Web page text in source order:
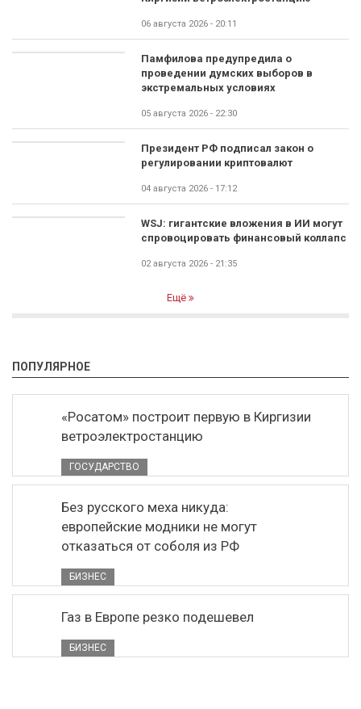
06 августа 2026 - 20:11
Памфилова предупредила о
проведении думских выборов в
экстремальных условиях
05 августа 2026 - 22:30
Президент РФ подписал закон о
регулировании криптовалют
04 августа 2026 - 17:12
WSJ: гигантские вложения в ИИ могут
спровоцировать финансовый коллапс
02 августа 2026 - 21:35
Ещё
ПОПУЛЯРНОЕ
«Росатом» построит первую в Киргизии
ветроэлектростанцию
ГОСУДАРСТВО
Без русского меха никуда:
европейские модники не могут
отказаться от соболя из РФ
БИЗНЕС
Газ в Европе резко подешевел
БИЗНЕС